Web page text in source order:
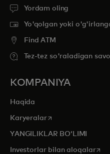
Yordam oling
Yo'qolgan yoki
Find ATM
Tez-tez so'raladigan
KOMPANIYA
Haqida
Karyeralaropens in a new tab
YANGILIKLAR BOʻLIMI
Investorlar bilan aloqalar